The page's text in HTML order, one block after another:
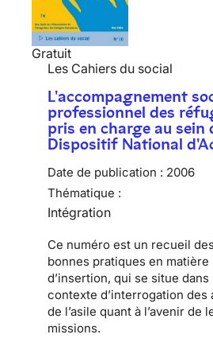
Gratuit
Les Cahiers du social
L'accompagnement
professionnel des
pris en charge au sein
Dispositif National
Date de publication : 2006
Thématique :
Intégration
Ce numéro est un recueil des
bonnes pratiques en matière
d’insertion, qui se situe dans
contexte d’interrogation des
de l’asile quant à l’avenir de
missions.